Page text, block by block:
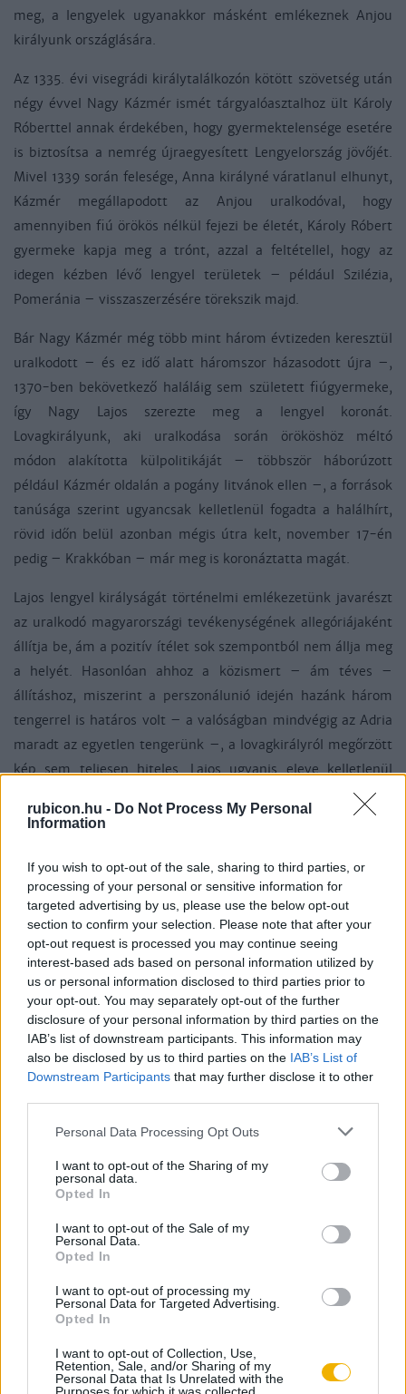
rubicon.hu - Do Not Process My Personal
Information
If you wish to opt-out of the sale, sharing to third parties, or
processing of your personal or sensitive information for
targeted advertising by us, please use the below opt-out
section to confirm your selection. Please note that after your
opt-out request is processed you may continue seeing
interest-based ads based on personal information utilized by
us or personal information disclosed to third parties prior to
your opt-out. You may separately opt-out of the further
disclosure of your personal information by third parties on the
IAB’s list of downstream participants. This information may
also be disclosed by us to third parties on the IAB’s List of
Downstream Participants that may further disclose it to other
Please note that this website/app uses one or more Google
not limited to your visit or usage behaviour. You may click to
grant or deny consent to Google and its third-party tags to
use your data for below specified purposes in below Google
consent section.
Personal Data Processing Opt Outs
I want to opt-out of the Sharing of my
personal data.
Opted In
I want to opt-out of the Sale of my
Personal Data.
Opted In
I want to opt-out of processing my
Personal Data for Targeted Advertising.
Opted In
I want to opt-out of Collection, Use,
Retention, Sale, and/or Sharing of my
Personal Data that Is Unrelated with the
meg, a lengyelek ugyanakkor másként emlékeznek Anjou
királyunk országlására.
Az 1335. évi visegrádi királytalálkozón kötött szövetség után
négy évvel Nagy Kázmér ismét tárgyalóasztalhoz ült Károly
Róberttel annak érdekében, hogy gyermektelensége esetére
is biztosítsa a nemrég újraegyesített Lengyelország jövőjét.
Mivel 1339 során felesége, Anna királyné váratlanul elhunyt,
Kázmér megállapodott az Anjou uralkodóval, hogy
amennyiben fiú örökös nélkül fejezi be életét, Károly Róbert
gyermeke kapja meg a trónt, azzal a feltétellel, hogy az
idegen kézben lévő lengyel területek – például Szilézia,
Pomeránia – visszaszerzésére törekszik majd.
Bár Nagy Kázmér még több mint három évtizeden keresztül
uralkodott – és ez idő alatt háromszor házasodott újra –,
1370-ben bekövetkező haláláig sem született fiúgyermeke,
így Nagy Lajos szerezte meg a lengyel koronát.
Lovagkirályunk, aki uralkodása során örököshöz méltó
módon alakította külpolitikáját – többször háborúzott
például Kázmér oldalán a pogány litvánok ellen –, a források
tanúsága szerint ugyancsak kelletlenül fogadta a halálhírt,
rövid időn belül azonban mégis útra kelt, november 17-én
pedig – Krakkóban – már meg is koronáztatta magát.
Lajos lengyel királyságát történelmi emlékezetünk javarészt
az uralkodó magyarországi tevékenységének allegóriájaként
állítja be, ám a pozitív ítélet sok szempontból nem állja meg
a helyét. Hasonlóan ahhoz a közismert – ám téves –
állításhoz, miszerint a perszonálunió idején hazánk három
tengerrel is határos volt – a valóságban mindvégig az Adria
maradt az egyetlen tengerünk –, a lovagkirályról megőrzött
kép sem teljesen hiteles. Lajos ugyanis eleve kelletlenül
fogadta lengyel királlyá választását, mivel úgy látta, hogy az
új trónnal rengeteg probléma szakad majd a nyakába:
az egyes tartományok ellentétei az 1370-es években is
megmaradtak.
Erről a zavaros állapotról tanúskodott azon nemesek óhaja is,
akik az uralkodót krakkói koronázása után rá akarták
kényszeríteni, hogy Nagy-Lengyelország székhelyén,
Gnieznóban is vegyen részt egy hasonló szertartáson, és
azzal legitimálja a terület feletti uralmát. Lajos később ugyan
ellátogatott az érseki székhelyre, de hamarosan otthagyta
Lengyelországot, és 12 esztendős uralkodása során csak
akkor tért vissza, amikor a felmerülő problémák erre
okvetlenül rákényszerítették.
Az uralkodó távozása mindazonáltal felháborította a lengyel
nemeseket, haragjukat pedig az sem csillapította, hogy
Nagy Kázmér nővére – képviselte a király személyét. A
kezdetben a kis-lengyelországi nemességre és saját
kíséretére támaszkodó özvegy uralma idővel olyannyira
népszerűtlenné vált, hogy az 1376-os évben Krakkóban
elégedetlenséghez nagyban hozzájárult, hogy Lajos ezekben
az esztendőkben csak azon okból méltatta figyelemre